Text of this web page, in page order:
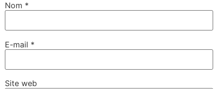
Nom *
E-mail *
Site web